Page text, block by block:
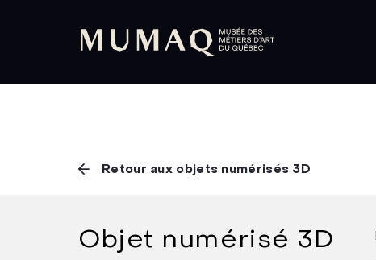
Retour aux objets numérisés 3D
Objet numérisé 3D